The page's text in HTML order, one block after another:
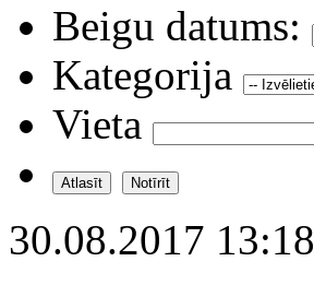
Beigu datums:
Kategorija
Vieta
30.08.2017 13:18